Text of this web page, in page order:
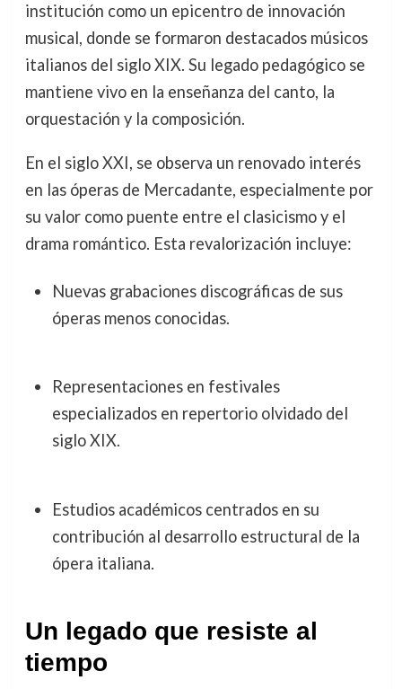
institución como un epicentro de innovación
musical, donde se formaron destacados músicos
italianos del siglo XIX. Su legado pedagógico se
mantiene vivo en la enseñanza del canto, la
orquestación y la composición.
En el siglo XXI, se observa un renovado interés
en las óperas de Mercadante, especialmente por
su valor como puente entre el clasicismo y el
drama romántico. Esta revalorización incluye:
Nuevas grabaciones discográficas de sus
óperas menos conocidas.
Representaciones en festivales
especializados en repertorio olvidado del
siglo XIX.
Estudios académicos centrados en su
contribución al desarrollo estructural de la
ópera italiana.
Un legado que resiste al
tiempo